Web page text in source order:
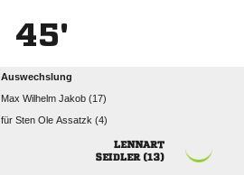
45'
Auswechslung
   
für   

 